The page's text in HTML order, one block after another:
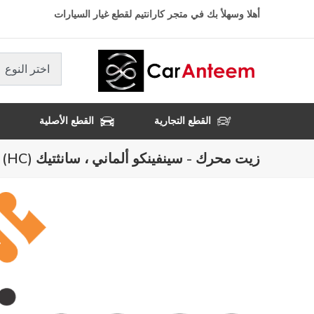
المحتوى
أهلا وسهلأ بك في متجر كارانتيم لقطع غيار السيارات
القطع التجارية القطع الأصلية
زيت محرك - سينفينكو ألماني ، سانثتيك (HC) 10w40 حجم 4 لتر